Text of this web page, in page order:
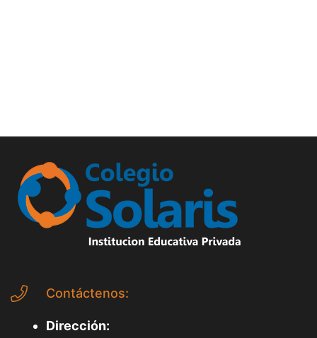
Contáctenos:
Dirección: